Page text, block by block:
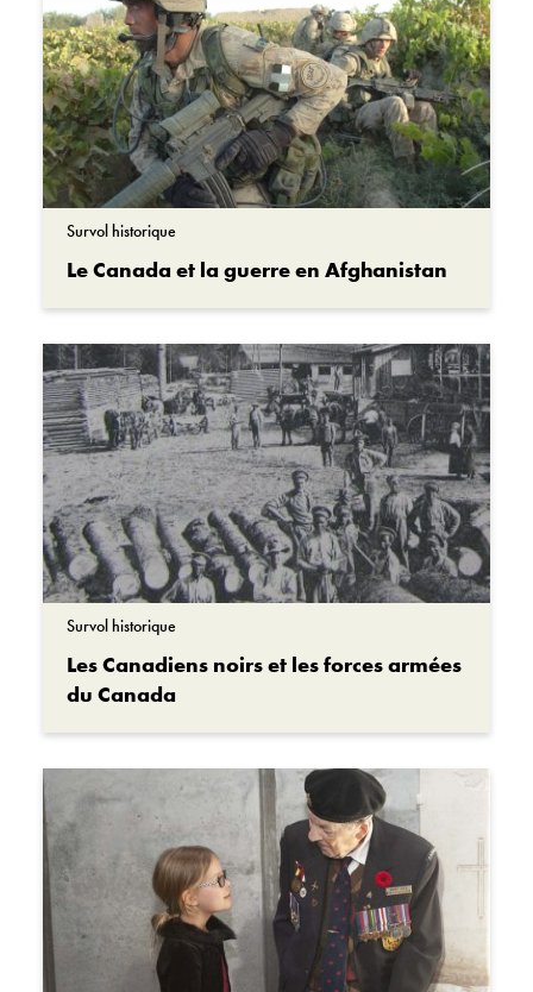
Survol historique
Le Canada et la guerre en Afghanistan
Survol historique
Les Canadiens noirs et les forces armées
du Canada